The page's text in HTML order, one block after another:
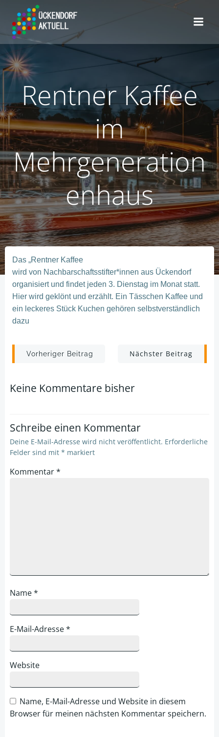
Rentner Kaffee
im
Mehrgeneration
enhaus
Das „Rentner Kaffee
wird von Nachbarschaftsstifter*innen aus Ückendorf
organisiert und findet jeden 3. Dienstag im Monat statt.
Hier wird geklönt und erzählt. Ein Tässchen Kaffee und
ein leckeres Stück Kuchen gehören selbstverständlich
dazu
Post
navigation
Vorheriger Beitrag
Post
navigation
Nächster Beitrag
Keine Kommentare bisher
Schreibe einen Kommentar
Deine E-Mail-Adresse wird nicht veröffentlicht. Erforderliche
Felder sind mit * markiert
Kommentar*
Name*
E-Mail-Adresse*
Website
Name, E-Mail-Adresse und Website in diesem
Browser für meinen nächsten Kommentar speichern.